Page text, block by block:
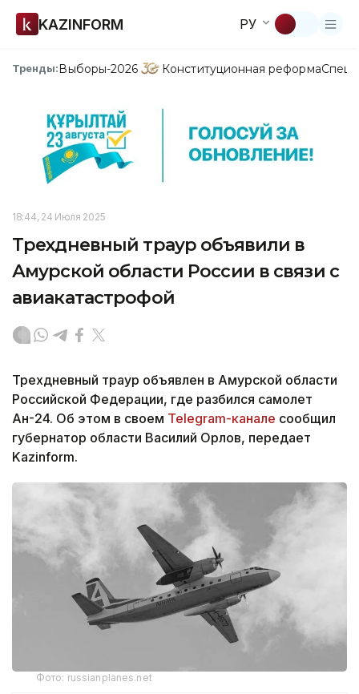
KAZINFORM РУ
Тренды:Выборы-2026 Конституционная реформа
18:44, 24 Июля 2025
Трехдневный траур объявили в
Амурской области России в связи с
авиакатастрофой
Трехдневный траур объявлен в Амурской области
Российской Федерации, где разбился самолет
Ан-24. Об этом в своем Telegram-канале сообщил
губернатор области Василий Орлов, передает
Kazinform.
Фото: russianplanes.net